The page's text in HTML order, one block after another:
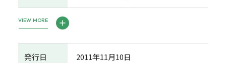
VIEW MORE
発行日 2011年11月10日